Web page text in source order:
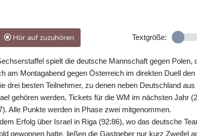
Hör auf zuzuhören Textgröße:
spielt die deutsche Mannschaft gegen Polen,
am Montagabend gegen Österreich im direkten Duell
drei besten Teilnehmer, zu denen neben Deutschland
gehören werden, Tickets für die WM im nächsten Jahr
Alle Punkte werden in Phase zwei mitgenommen.
Erfolg über Israel in Riga (92:86), wo das deutsche
gewonnen hatte, ließen die Gastgeber nur kurz Zweifel